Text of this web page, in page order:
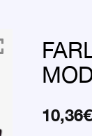
10,36€